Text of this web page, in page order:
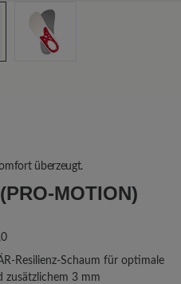
überzeugt.
MOTION) S
Resilienz-Schaum für optimale
zusätzlichem 3 mm